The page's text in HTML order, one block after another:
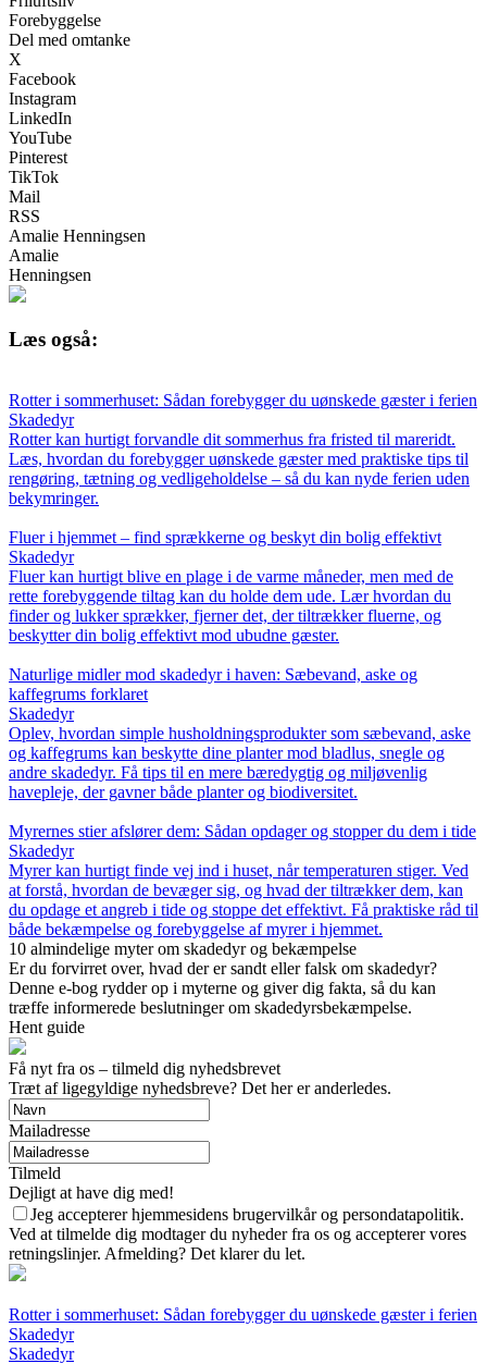
Forebyggelse
Del med omtanke
X
Facebook
Instagram
LinkedIn
YouTube
Pinterest
TikTok
Mail
RSS
Amalie Henningsen
Amalie
Henningsen
Læs også:
Rotter i sommerhuset: Sådan forebygger du uønskede gæster i ferien
Skadedyr
Rotter kan hurtigt forvandle dit sommerhus fra fristed til mareridt.
Læs, hvordan du forebygger uønskede gæster med praktiske tips til
rengøring, tætning og vedligeholdelse – så du kan nyde ferien uden
bekymringer.
Fluer i hjemmet – find sprækkerne og beskyt din bolig effektivt
Skadedyr
Fluer kan hurtigt blive en plage i de varme måneder, men med de
rette forebyggende tiltag kan du holde dem ude. Lær hvordan du
finder og lukker sprækker, fjerner det, der tiltrækker fluerne, og
beskytter din bolig effektivt mod ubudne gæster.
Naturlige midler mod skadedyr i haven: Sæbevand, aske og
kaffegrums forklaret
Skadedyr
Oplev, hvordan simple husholdningsprodukter som sæbevand, aske
og kaffegrums kan beskytte dine planter mod bladlus, snegle og
andre skadedyr. Få tips til en mere bæredygtig og miljøvenlig
havepleje, der gavner både planter og biodiversitet.
Myrernes stier afslører dem: Sådan opdager og stopper du dem i tide
Skadedyr
Myrer kan hurtigt finde vej ind i huset, når temperaturen stiger. Ved
at forstå, hvordan de bevæger sig, og hvad der tiltrækker dem, kan
du opdage et angreb i tide og stoppe det effektivt. Få praktiske råd til
både bekæmpelse og forebyggelse af myrer i hjemmet.
10 almindelige myter om skadedyr og bekæmpelse
Er du forvirret over, hvad der er sandt eller falsk om skadedyr?
Denne e-bog rydder op i myterne og giver dig fakta, så du kan
træffe informerede beslutninger om skadedyrsbekæmpelse.
Hent guide
Få nyt fra os – tilmeld dig nyhedsbrevet
Træt af ligegyldige nyhedsbreve? Det her er anderledes.
Mailadresse
Tilmeld
Dejligt at have dig med!
Jeg accepterer hjemmesidens brugervilkår og persondatapolitik.
Ved at tilmelde dig modtager du nyheder fra os og accepterer vores
retningslinjer. Afmelding? Det klarer du let.
Rotter i sommerhuset: Sådan forebygger du uønskede gæster i ferien
Skadedyr
Skadedyr